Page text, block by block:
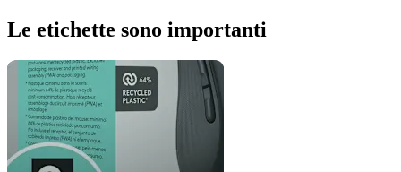
Le etichette sono importanti